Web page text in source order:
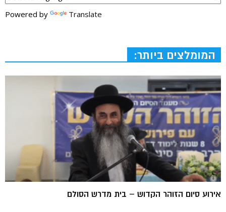
Powered by Translate
המומלצים ביותר:
אירוע סיום הזוהר הקדוש – בית מדרש הסולם